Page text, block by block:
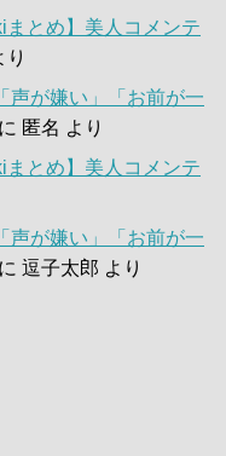
とめ】美人コメンテ
り
声が嫌い」「お前が一
に 匿名 より
とめ】美人コメンテ
声が嫌い」「お前が一
に 逗子太郎 より